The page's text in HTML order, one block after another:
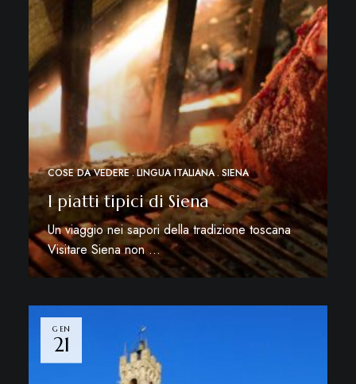
COSE DA VEDERE LINGUA ITALIANA SIENA
I piatti tipici di Siena
Un viaggio nei sapori della tradizione toscana
Visitare Siena non …
Leggi di più
GEN
21